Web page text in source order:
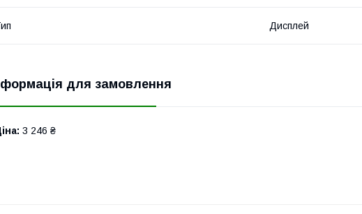
Дисплей
для замовлення
3 246 ₴